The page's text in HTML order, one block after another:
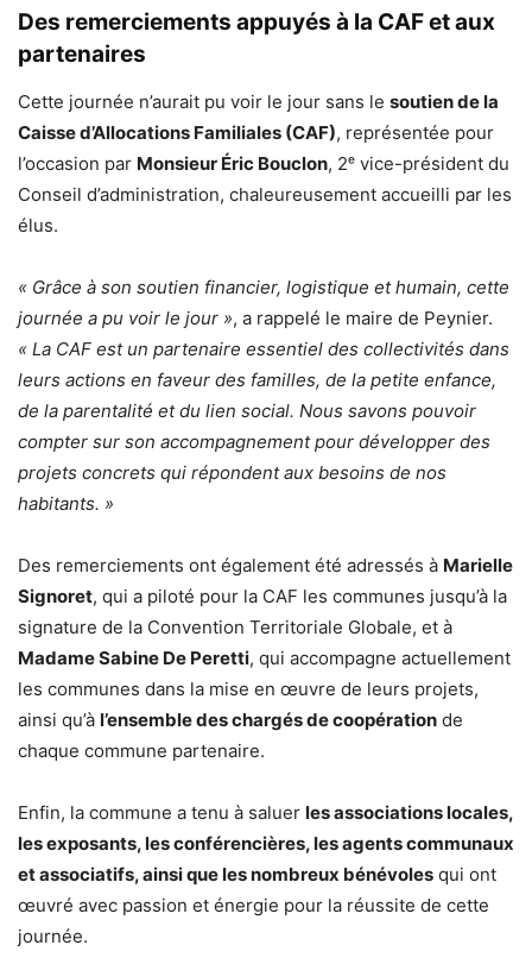
Des remerciements appuyés à la CAF et aux
partenaires
Cette journée n’aurait pu voir le jour sans le soutien de la
Caisse d’Allocations Familiales (CAF), représentée pour
l’occasion par Monsieur Éric Bouclon, 2ᵉ vice-président du
Conseil d’administration, chaleureusement accueilli par les
élus.
« Grâce à son soutien financier, logistique et humain, cette
journée a pu voir le jour », a rappelé le maire de Peynier.
« La CAF est un partenaire essentiel des collectivités dans
leurs actions en faveur des familles, de la petite enfance,
de la parentalité et du lien social. Nous savons pouvoir
compter sur son accompagnement pour développer des
projets concrets qui répondent aux besoins de nos
habitants. »
Des remerciements ont également été adressés à Marielle
Signoret, qui a piloté pour la CAF les communes jusqu’à la
signature de la Convention Territoriale Globale, et à
Madame Sabine De Peretti, qui accompagne actuellement
les communes dans la mise en œuvre de leurs projets,
ainsi qu’à l’ensemble des chargés de coopération de
chaque commune partenaire.
Enfin, la commune a tenu à saluer les associations locales,
les exposants, les conférencières, les agents communaux
et associatifs, ainsi que les nombreux bénévoles qui ont
œuvré avec passion et énergie pour la réussite de cette
journée.